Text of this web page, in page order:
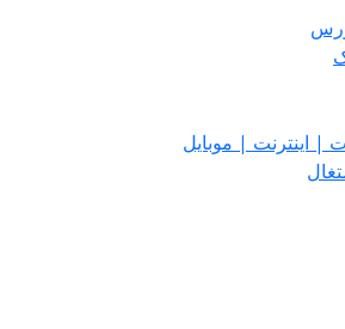
| اینترنت | موبایل